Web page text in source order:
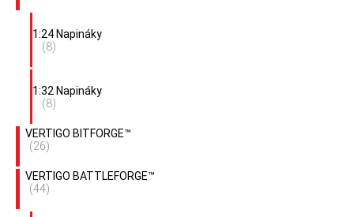
1:24 Napináky
(8)
1:32 Napináky
(8)
VERTIGO BITFORGE™
(26)
VERTIGO BATTLEFORGE™
(44)